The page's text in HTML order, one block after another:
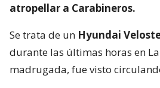
atropellar a Carabineros.
Se trata de un Hyundai
durante las últimas horas en
madrugada, fue visto